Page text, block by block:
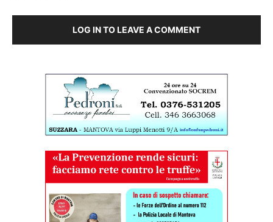
LOG IN TO LEAVE A COMMENT